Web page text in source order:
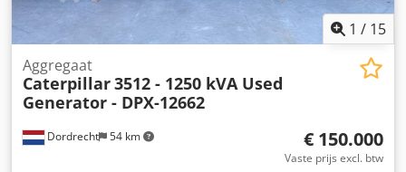
1 / 15
Dordrecht 54 km
Aggregaat
Caterpillar3512 - 1250 kVA Used
Generator - DPX-12662
€ 150.000
Vaste prijs excl. btw